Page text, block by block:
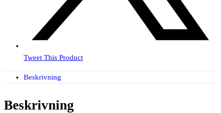
Tweet This Product
Beskrivning
Beskrivning